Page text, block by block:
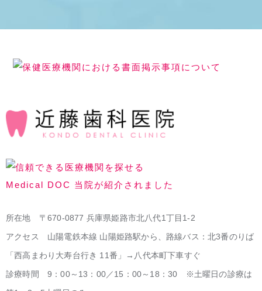
所在地 〒670-0877 兵庫県姫路市北八代1丁目1-2
アクセス 山陽電鉄本線 山陽姫路駅から、路線バス：北3番のりば
「西高まわり大寿台行き 11番」→八代本町下車すぐ
診療時間 9：00～13：00／15：00～18：30 ※土曜日の診療は